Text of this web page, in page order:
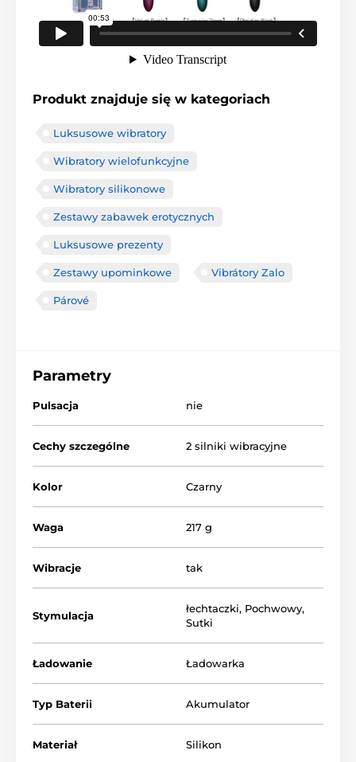
Produkt znajduje się w kategoriach
Luksusowe wibratory
Wibratory wielofunkcyjne
Wibratory silikonowe
Zestawy zabawek erotycznych
Luksusowe prezenty
Zestawy upominkowe Vibrátory Zalo
Párové
Parametry
Pulsacja nie
Cechy szczególne 2 silniki wibracyjne
Kolor Czarny
Waga 217 g
Wibracje tak
Stymulacja
łechtaczki, Pochwowy,
Sutki
Ładowanie Ładowarka
Typ Baterii Akumulator
Materiał Silikon